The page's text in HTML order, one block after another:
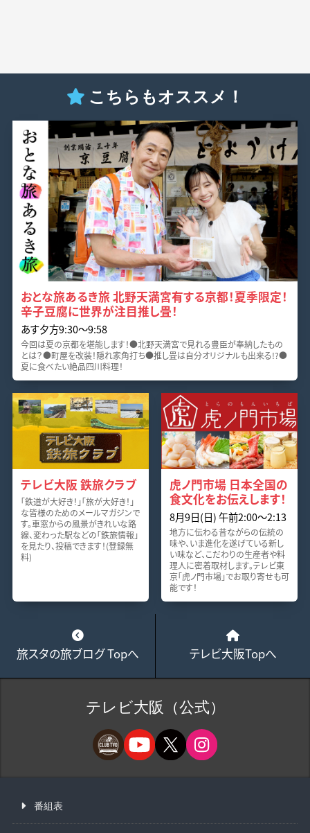
こちらもオススメ！
おとな旅あるき旅 北野天満宮有する京都！夏季限定！
辛子豆腐に世界が注目推し畳！
あす夕方9:30～9:58
今回は夏の京都を堪能します！●北野天満宮で見れる豊臣が奉納したもの
とは？●町屋を改装！隠れ家角打ち●推し畳は自分オリジナルも出来る!?●
夏に食べたい絶品四川料理！
テレビ大阪 鉄旅クラブ
「鉄道が大好き！」「旅が大好き！」
な皆様のためのメールマガジンで
す。車窓からの風景がきれいな路
線、変わった駅などの「鉄旅情報」
を見たり、投稿できます！(登録無
料)
虎ノ門市場 日本全国の
食文化をお伝えします！
8月9日(日) 午前2:00～2:13
地方に伝わる昔ながらの伝統の
味や、いま進化を遂げている新し
い味など、こだわりの生産者や料
理人に密着取材します。テレビ東
京「虎ノ門市場」でお取り寄せも可
能です！
旅スタの旅ブログ Topへ テレビ大阪Topへ
テレビ大阪（公式）
番組表